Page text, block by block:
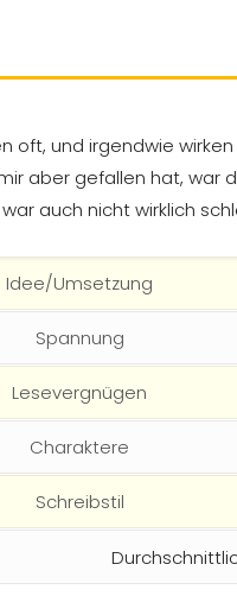
oft, und irgendwie
aber gefallen hat, war
auch nicht wirklich
Idee/Umsetzung
Spannung
Lesevergnügen
Charaktere
Schreibstil